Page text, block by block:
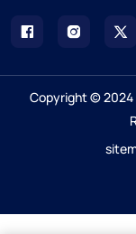
Copyright © 2024